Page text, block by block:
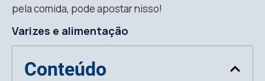
pela comida, pode apostar nisso!
Varizes e alimentação
Conteúdo